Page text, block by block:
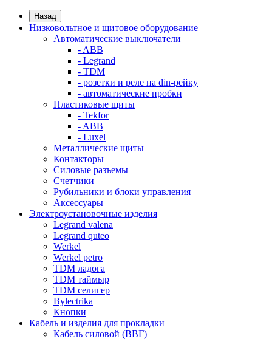
Назад
Низковольтное и щитовое оборудование
Автоматические выключатели
- ABB
- Legrand
- TDM
- розетки и реле на din-рейку
- автоматические пробки
Пластиковые щиты
- Tekfor
- ABB
- Luxel
Металлические щиты
Контакторы
Силовые разъемы
Счетчики
Рубильники и блоки управления
Аксессуары
Электроустановочные изделия
Legrand valena
Legrand quteo
Werkel
Werkel petro
TDM ладога
TDM таймыр
TDM селигер
Bylectrika
Кнопки
Кабель и изделия для прокладки
Кабель силовой (ВВГ)